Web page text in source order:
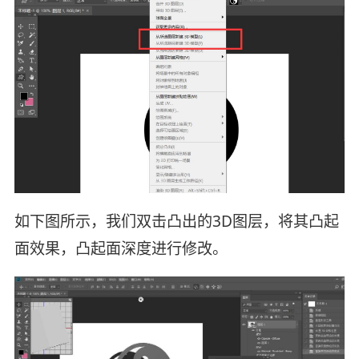
如下图所示，我们双击凸出的3D图层，将其凸起
面效果，凸起面深度进行修改。